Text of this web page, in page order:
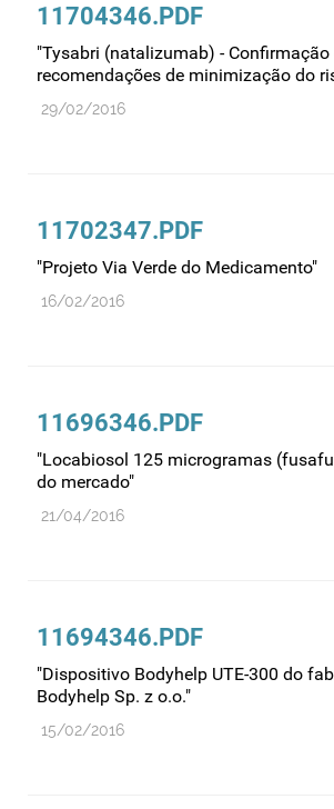
Informação estatística
Informação institucional
Inspeção
Locais de venda
Manutenção no mercado
Medicamentos de uso humano
Medicinas alternativas
Nanotecnologia
Planeamento
Plantas medicinais
Produtos de saúde
Produtos fronteira
Publicidade
11704346.PDF
"Tysabri (natalizumab) - Confirmação
recomendações de minimização do
29/02/2016
11702347.PDF
"Projeto Via Verde do Medicamento"
16/02/2016
11696346.PDF
"Locabiosol 125 microgramas
do mercado"
21/04/2016
11694346.PDF
"Dispositivo Bodyhelp UTE-300 do
Bodyhelp Sp. z o.o."
15/02/2016